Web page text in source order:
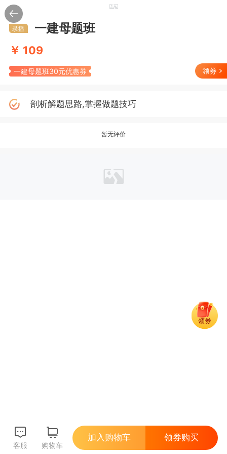
录播 一建母题班
￥ 109
一建母题班30元优惠券
领券
剖析解题思路,掌握做题技巧
暂无评价
客服 购物车
领券购买
加入购物车